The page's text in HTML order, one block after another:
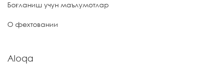
Боғланиш учун маълумотлар
О фехтовании
Aloqa